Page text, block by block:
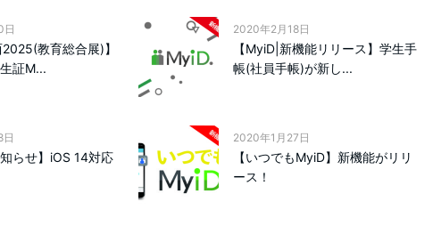
日
2025(教育総合展)】
証M...
2020年2月18日
【MyiD|新機能リリース】学生手
帳(社員手帳)が新し...
知らせ】iOS 14対応
2020年1月27日
【いつでもMyiD】新機能がリリ
ース！